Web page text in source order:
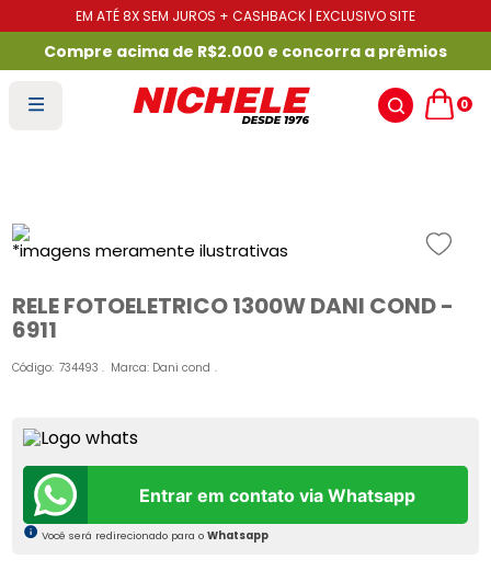
EM ATÉ 8X SEM JUROS + CASHBACK | EXCLUSIVO SITE
Compre acima de R$2.000 e concorra a prêmios
0
RELE FOTOELETRICO 1300W DANI COND -
6911
Código: 734493 Marca: Dani cond
Entrar em contato via Whatsapp
Você será redirecionado para o Whatsapp